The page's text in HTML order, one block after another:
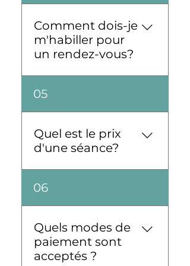
ponctuel car nous
terminons à l'heure
prévue.
Comment dois-je
m'habiller pour
un rendez-vous?
Pour toute rééducation,
prévoyez de porter des
vêtements souples et
sportifs.
05
Quel est le prix
d'une séance?
Le prix d'une séance est
de 40 euros. Votre
assurance maladie
couvre une partie du
traitement. Nous ne
sommes pas
06
Quels modes de
paiement sont
acceptés ?